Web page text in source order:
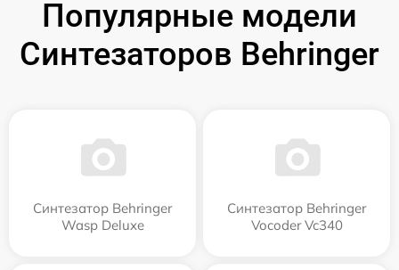
Популярные модели
Синтезаторов Behringer
Синтезатор Behringer
Wasp Deluxe
Синтезатор Behringer
Vocoder Vc340